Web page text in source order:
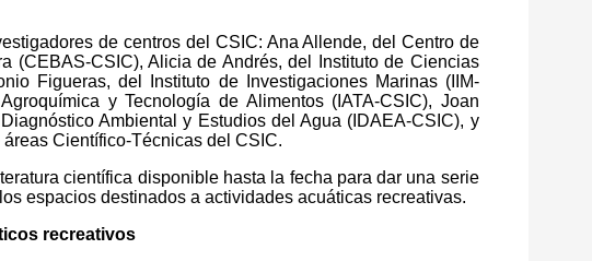
de centros del CSIC: Ana Allende, del Centro de
(CEBAS-CSIC), Alicia de Andrés, del Instituto de Ciencias
Figueras, del Instituto de Investigaciones Marinas (IIM-
y Tecnología de Alimentos (IATA-CSIC), Joan
Ambiental y Estudios del Agua (IDAEA-CSIC), y
Científico-Técnicas del CSIC.
científica disponible hasta la fecha para dar una serie
espacios destinados a actividades acuáticas recreativas.
recreativos